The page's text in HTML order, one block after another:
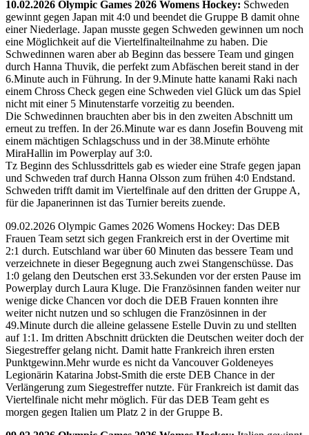
10.02.2026 Olympic Games 2026 Womens Hockey: Schweden
gewinnt gegen Japan mit 4:0 und beendet die Gruppe B damit ohne
einer Niederlage. Japan musste gegen Schweden gewinnen um noch
eine Möglichkeit auf die Viertelfinalteilnahme zu haben. Die
Schwedinnen waren aber ab Beginn das bessere Team und gingen
durch Hanna Thuvik, die perfekt zum Abfäschen bereit stand in der
6.Minute auch in Führung. In der 9.Minute hatte kanami Raki nach
einem Chross Check gegen eine Schweden viel Glück um das Spiel
nicht mit einer 5 Minutenstarfe vorzeitig zu beenden.
Die Schwedinnen brauchten aber bis in den zweiten Abschnitt um
erneut zu treffen. In der 26.Minute war es dann Josefin Bouveng mit
einem mächtigen Schlagschuss und in der 38.Minute erhöhte
MiraHallin im Powerplay auf 3:0.
Tz Beginn des Schlussdrittels gab es wieder eine Strafe gegen japan
und Schweden traf durch Hanna Olsson zum frühen 4:0 Endstand.
Schweden trifft damit im Viertelfinale auf den dritten der Gruppe A,
für die Japanerinnen ist das Turnier bereits zuende.
09.02.2026 Olympic Games 2026 Womens Hockey: Das DEB
Frauen Team setzt sich gegen Frankreich erst in der Overtime mit
2:1 durch. Eutschland war über 60 Minuten das bessere Team und
verzeichnete in dieser Begegnung auch zwei Stangenschüsse. Das
1:0 gelang den Deutschen erst 33.Sekunden vor der ersten Pause im
Powerplay durch Laura Kluge. Die Französinnen fanden weiter nur
wenige dicke Chancen vor doch die DEB Frauen konnten ihre
weiter nicht nutzen und so schlugen die Französinnen in der
49.Minute durch die alleine gelassene Estelle Duvin zu und stellten
auf 1:1. Im dritten Abschnitt drückten die Deutschen weiter doch der
Siegestreffer gelang nicht. Damit hatte Frankreich ihren ersten
Punktgewinn.Mehr wurde es nicht da Vancouver Goldeneyes
Legionärin Katarina Jobst-Smith die erste DEB Chance in der
Verlängerung zum Siegestreffer nutzte. Für Frankreich ist damit das
Viertelfinale nicht mehr möglich. Für das DEB Team geht es
morgen gegen Italien um Platz 2 in der Gruppe B.